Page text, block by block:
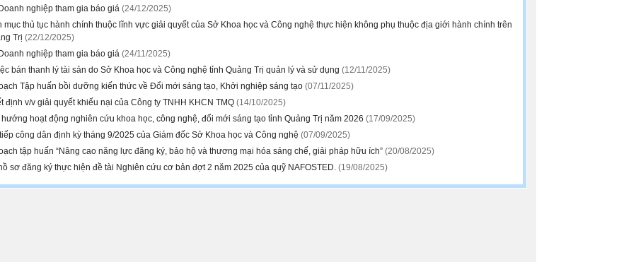
nghiệp tham gia báo giá (24/12/2025)
mục thủ tục hành chính thuộc lĩnh vực giải quyết của Sở Khoa học và Công nghệ thực hiện không phụ thuộc địa giới hành chính trên
Trị (22/12/2025)
nghiệp tham gia báo giá (24/11/2025)
bán thanh lý tài sản do Sở Khoa học và Công nghệ tỉnh Quảng Trị quản lý và sử dụng (12/11/2025)
Tập huấn bồi dưỡng kiến thức về Đổi mới sáng tạo, Khởi nghiệp sáng tạo (07/11/2025)
định v/v giải quyết khiếu nại của Công ty TNHH KHCN TMQ (14/10/2025)
hoạt động nghiên cứu khoa học, công nghệ, đổi mới sáng tạo tỉnh Quảng Trị năm 2026 (17/09/2025)
công dân định kỳ tháng 9/2025 của Giám đốc Sở Khoa học và Công nghệ (07/09/2025)
tập huấn “Nâng cao năng lực đăng ký, bảo hộ và thương mại hóa sáng chế, giải pháp hữu ích” (20/08/2025)
sơ đăng ký thực hiện đề tài Nghiên cứu cơ bản đợt 2 năm 2025 của quỹ NAFOSTED. (19/08/2025)